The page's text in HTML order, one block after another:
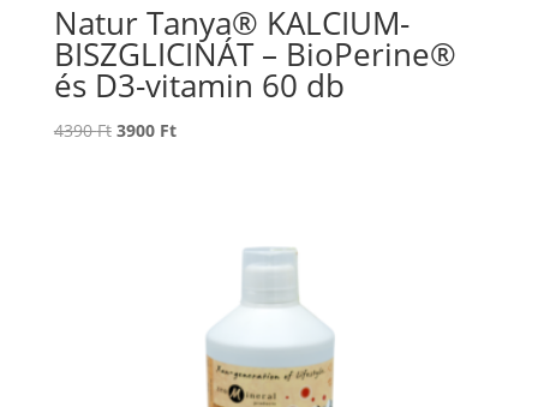
Natur Tanya® KALCIUM-
BISZGLICINÁT – BioPerine®
és D3-vitamin 60 db
4390Ft Original
3900 FtCurrent